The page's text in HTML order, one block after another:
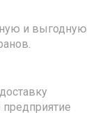
и выгодную